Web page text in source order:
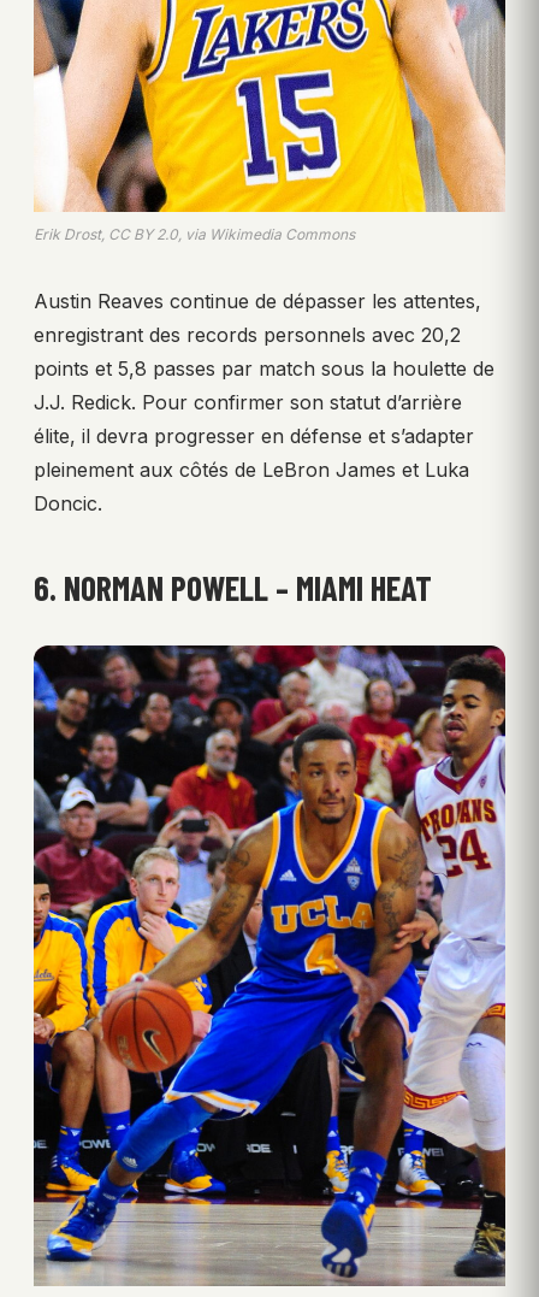
Erik Drost, CC BY 2.0, via Wikimedia Commons
Austin Reaves continue de dépasser les attentes,
enregistrant des records personnels avec 20,2
points et 5,8 passes par match sous la houlette de
J.J. Redick. Pour confirmer son statut d’arrière
élite, il devra progresser en défense et s’adapter
pleinement aux côtés de LeBron James et Luka
Doncic.
6. NORMAN POWELL – MIAMI HEAT